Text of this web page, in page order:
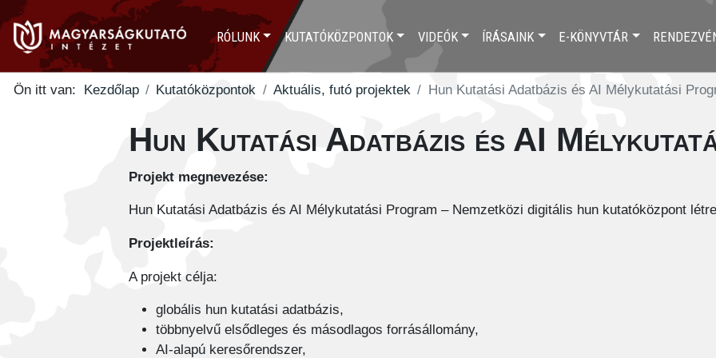
RÓLUNK KUTATÓKÖZPONTOK VIDEÓK ÍRÁSAINK E-KÖNYVTÁR
Ön itt van:
Kezdőlap Kutatóközpontok Aktuális, futó projektek Hun Kutatási Adatbázis és AI Mélykutatási
Hun Kutatási Adatbázis és AI
Projekt megnevezése:
Hun Kutatási Adatbázis és AI Mélykutatási Program – Nemzetközi digitális hun kutatóközpont
Projektleírás:
A projekt célja:
globális hun kutatási adatbázis,
többnyelvű elsődleges és másodlagos forrásállomány,
AI-alapú keresőrendszer,